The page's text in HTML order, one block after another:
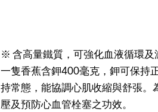
※ 含高量鐵質，可強化血液循環及
一隻香蕉含鉀400毫克，鉀可保持
持常態，能協調心肌收縮與舒張。
壓及預防心血管栓塞之功效。